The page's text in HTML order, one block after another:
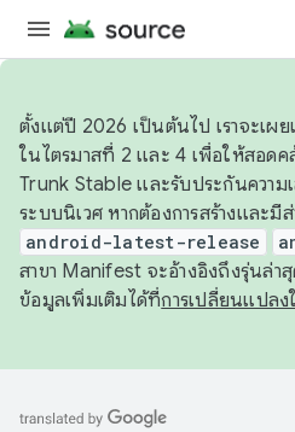
ตั้งแต่ปี 2026 เป็นต้นไป เราจะเผ
ในไตรมาสที่ 2 และ 4 เพื่อให้สอด
Trunk Stable และรับประกันควา
ระบบนิเวศ หากต้องการสร้างและมี
android-latest-release
สาขา Manifest จะอ้างอิงถึงรุ่นล่า
ข้อมูลเพิ่มเติมได้ที่การเปลี่ยนแปลง